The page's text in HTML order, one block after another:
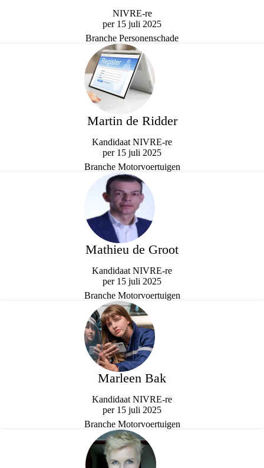
NIVRE-re
per 15 juli 2025
Branche Personenschade
Martin de Ridder
Kandidaat NIVRE-re
per 15 juli 2025
Branche Motorvoertuigen
Mathieu de Groot
Kandidaat NIVRE-re
per 15 juli 2025
Branche Motorvoertuigen
Marleen Bak
Kandidaat NIVRE-re
per 15 juli 2025
Branche Motorvoertuigen